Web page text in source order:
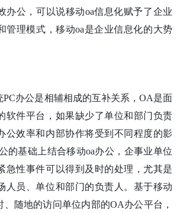
办公，可以说移动oa信息化赋予了企业
管理模式，移动oa是企业信息化的大势
PC办公是相辅相成的互补关系，OA是面
软件平台，如果缺少了单位和部门负责
公效率和内部协作将受到不同程度的影
的基础上结合移动oa办公，企事业单位
急性事件可以得到及时的处理，尤其是
人员、单位和部门的负责人。基于移动
、随地的访问单位内部的OA办公平台，